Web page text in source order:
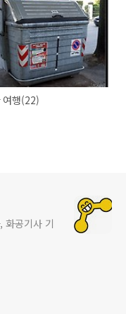
여행(22)
화공기사 기